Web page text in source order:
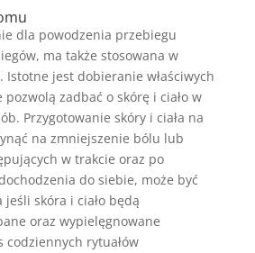
dla powodzenia przebiegu
ma także stosowana w
Istotne jest dobieranie właściwych
pozwolą zadbać o skórę i ciało w
Przygotowanie skóry i ciała na
na zmniejszenie bólu lub
w trakcie oraz po
do siebie, może być
skóra i ciało będą
oraz wypielęgnowane
codziennych rytuałów